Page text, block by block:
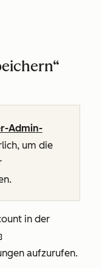
Admin-
um die
in der
aufzurufen.